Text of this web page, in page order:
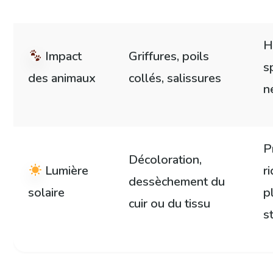
Impact
des animaux
Griffures, poils
collés, salissures
Lumière
solaire
Décoloration,
dessèchement du
cuir ou du tissu